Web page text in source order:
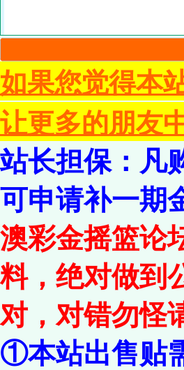
如果您觉得本
让更多的朋友
站长担保：凡
可申请补一期
澳彩金摇篮论
料，绝对做到
对，对错勿怪
①本站出售贴